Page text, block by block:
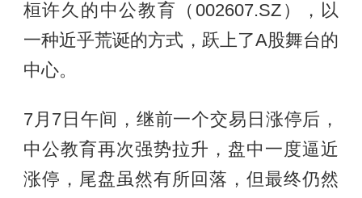
桓许久的中公教育（002607.SZ），以
一种近乎荒诞的方式，跃上了A股舞台的
中心。
7月7日午间，继前一个交易日涨停后，
中公教育再次强势拉升，盘中一度逼近
涨停，尾盘虽然有所回落，但最终仍然